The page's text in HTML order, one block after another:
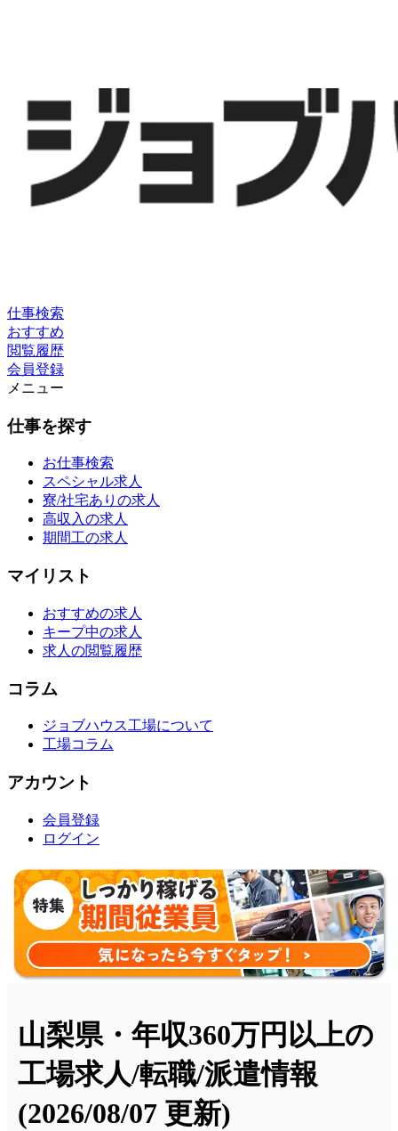
仕事検索
おすすめ
閲覧履歴
会員登録
メニュー
仕事を探す
お仕事検索
スペシャル求人
寮/社宅ありの求人
高収入の求人
期間工の求人
マイリスト
おすすめの求人
キープ中の求人
求人の閲覧履歴
コラム
ジョブハウス工場について
工場コラム
アカウント
会員登録
ログイン
山梨県・年収360万円以上の
工場求人/転職/派遣情報
(2026/08/07 更新)